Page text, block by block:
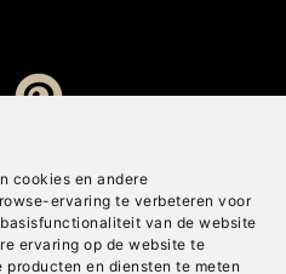
cookies en andere
ervaring te verbeteren voor
van de website
ervaring op de website te
producten en diensten te meten